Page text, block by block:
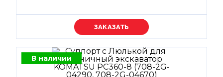
62434, 702-16-58320, 720-1L-15430, 720-1L-15440,
07001-01008, 07001-01009, 708-2G-15230, 708-
2G-15310, 708-2G-12230Уточняйте цену
В наличии